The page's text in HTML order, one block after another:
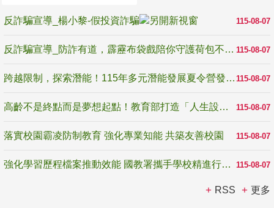
115-08-07
反詐騙宣導_楊小黎-假投資詐騙
115-08-07
反詐騙宣導_防詐有道，霹靂布袋戲陪你守護荷包不受騙
115-08-07
跨越限制，探索潛能！115年多元潛能發展夏令營發掘生命無限可能
115-08-07
高齡不是終點而是夢想起點！教育部打造「人生設計夢工場」 參展第3屆高齡健康產業博覽會
115-08-07
落實校園霸凌防制教育 強化專業知能 共築友善校園
115-08-07
強化學習歷程檔案推動效能 國教署攜手學校精進行政與教學支持
RSS 更多